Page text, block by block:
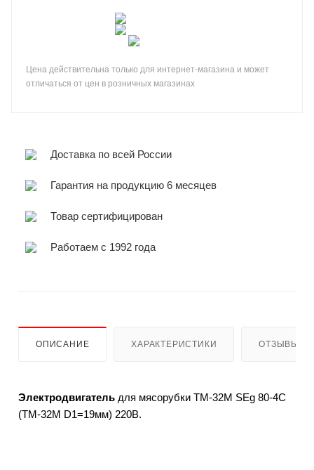
Цена действительна только для интернет-магазина и может
отличаться от цен в розничных магазинах
Доставка по всей России
Гарантия на продукцию 6 месяцев
Товар сертифицирован
Работаем с 1992 года
ОПИСАНИЕ ХАРАКТЕРИСТИКИ ОТЗЫВЫ
Электродвигатель для мясорубки ТМ-32М SEg 80-4С
(ТМ-32М D1=19мм) 220В.